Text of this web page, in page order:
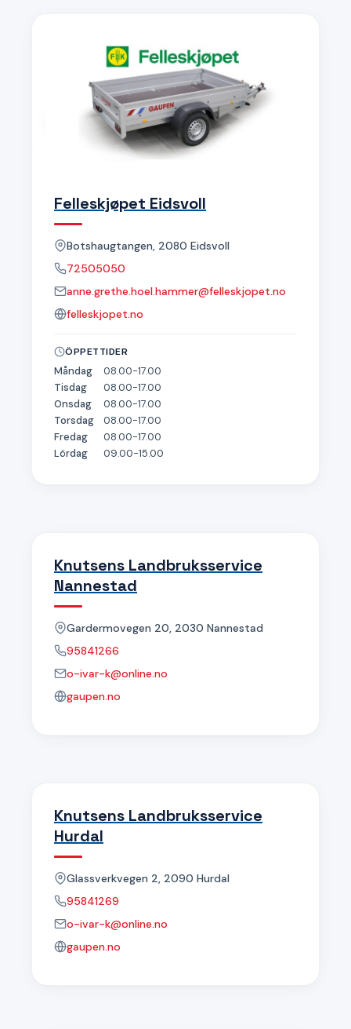
Felleskjøpet Eidsvoll
Botshaugtangen, 2080 Eidsvoll
72505050
anne.grethe.hoel.hammer@felleskjopet.no
felleskjopet.no
ÖPPETTIDER
Måndag
08.00-17.00
Tisdag
08.00-17.00
Onsdag
08.00-17.00
Torsdag
08.00-17.00
Fredag
08.00-17.00
Lördag
09.00-15.00
Knutsens Landbruksservice
Nannestad
Gardermovegen 20, 2030 Nannestad
95841266
o-ivar-k@online.no
gaupen.no
Knutsens Landbruksservice
Hurdal
Glassverkvegen 2, 2090 Hurdal
95841269
o-ivar-k@online.no
gaupen.no